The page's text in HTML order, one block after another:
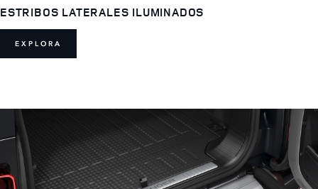
ESTRIBOS LATERALES ILUMINADOS
EXPLORA